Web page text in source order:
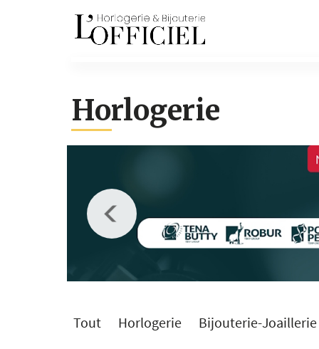
Horlogerie
Tout Horlogerie Bijouterie-Joaillerie